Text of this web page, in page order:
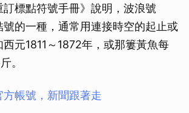
標點符號手冊》說明，波浪號
號的一種，通常用連接時空的起止或
元1811～1872年，或那簍黃魚每
。
帳號，新聞跟著走